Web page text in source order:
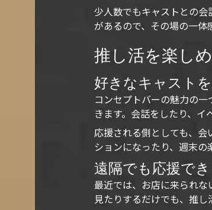
少人数でもキャストとの
があるので、その場の一体
推し活を楽し
好きなキャスト
コンセプトバーの魅力の
きます。会話をしたり、イ
応援される側としても、
ションになったり、週末の
遠隔でも応援で
最近では、お店に来られ
見たりするだけでも、推し